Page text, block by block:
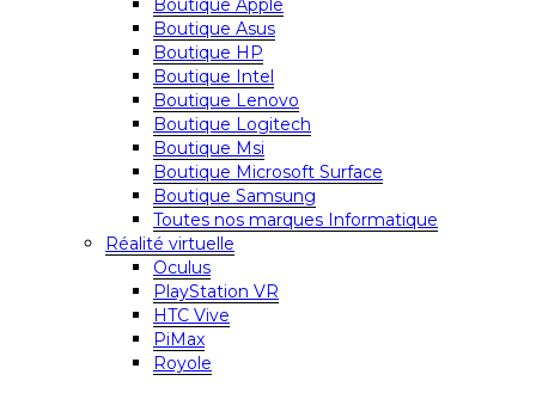
Boutique Apple
Boutique Asus
Boutique HP
Boutique Intel
Boutique Lenovo
Boutique Logitech
Boutique Msi
Boutique Microsoft Surface
Boutique Samsung
Toutes nos marques Informatique
Réalité virtuelle
Oculus
PlayStation VR
HTC Vive
PiMax
Royole